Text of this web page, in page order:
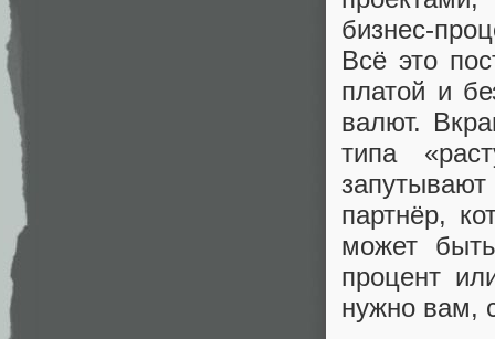
бизнес-
Всё это
платой и
валют.
типа
партнёр,
может
процент
нужно вам,